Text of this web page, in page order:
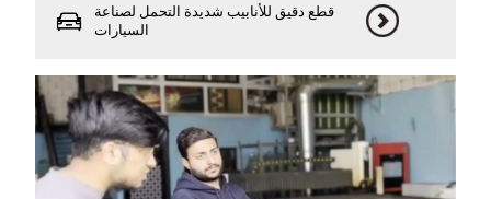
قطع دقيق للأنابيب شديدة التحمل لصناعة
السيارات